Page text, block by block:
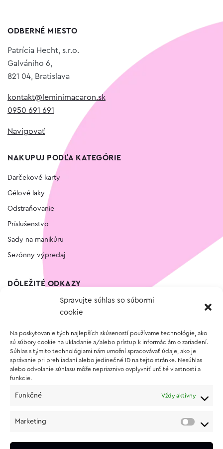
Spravujte súhlas so súbormi
cookie
Na poskytovanie tých najlepších skúseností používame technológie, ako
sú súbory cookie na ukladanie a/alebo prístup k informáciám o zariadení.
Súhlas s týmito technológiami nám umožní spracovávať údaje, ako je
správanie pri prehliadaní alebo jedinečné ID na tejto stránke. Nesúhlas
alebo odvolanie súhlasu môže nepriaznivo ovplyvniť určité vlastnosti a
funkcie.
Funkčné Vždy aktívny
Marketing
ODBERNÉ MIESTO
Patrícia Hecht, s.r.o.
Galvániho 6,
821 04, Bratislava
kontakt@leminimacaron.sk
0950 691 691
Navigovať
NAKUPUJ PODĽA KATEGÓRIE
Darčekové karty
Gélové laky
Odstraňovanie
Príslušenstvo
Sady na manikúru
Sezónny výpredaj
DÔLEŽITÉ ODKAZY
Vernostný program
O NÁKUPE
Vrátenie a reklamácia tovaru